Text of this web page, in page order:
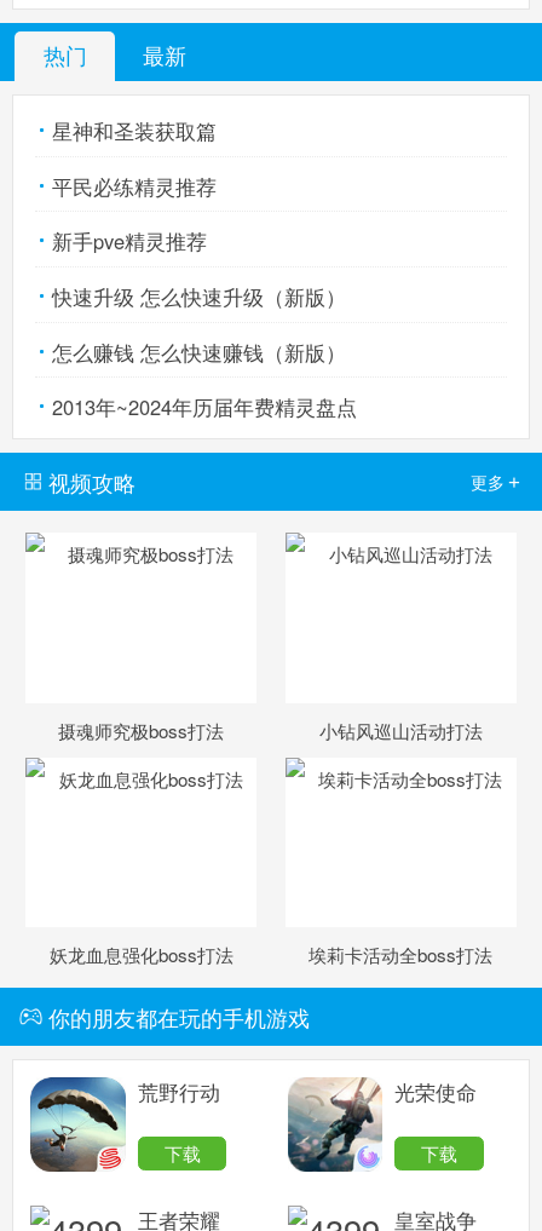
热门 最新
星神和圣装获取篇
平民必练精灵推荐
新手pve精灵推荐
快速升级 怎么快速升级（新版）
怎么赚钱 怎么快速赚钱（新版）
2013年~2024年历届年费精灵盘点
视频攻略 更多 +
摄魂师究极boss打法 小钻风巡山活动打法
妖龙血息强化boss打法 埃莉卡活动全boss打法
你的朋友都在玩的手机游戏
荒野行动
下载
光荣使命
下载
王者荣耀 皇室战争